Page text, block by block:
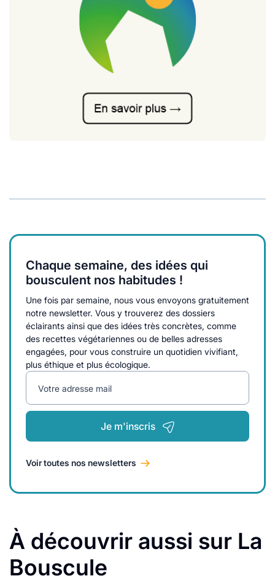
Chaque semaine, des idées qui
bousculent nos habitudes !
Une fois par semaine, nous vous envoyons gratuitement
notre newsletter. Vous y trouverez des dossiers
éclairants ainsi que des idées très concrètes, comme
des recettes végétariennes ou de belles adresses
engagées, pour vous construire un quotidien vivifiant,
plus éthique et plus écologique.
Votre adresse mail
Je m'inscris
Voir toutes nos newsletters
À découvrir aussi sur La
Bouscule